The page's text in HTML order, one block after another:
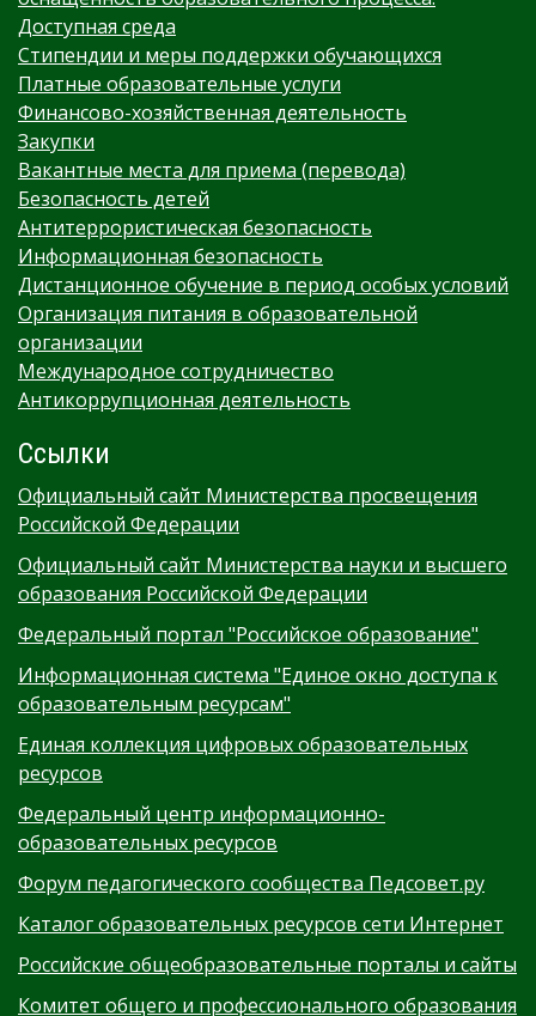
Доступная среда
Стипендии и меры поддержки обучающихся
Платные образовательные услуги
Финансово-хозяйственная деятельность
Закупки
Вакантные места для приема (перевода)
Безопасность детей
Антитеррористическая безопасность
Информационная безопасность
Дистанционное обучение в период особых условий
Организация питания в образовательной
организации
Международное сотрудничество
Антикоррупционная деятельность
Ссылки
Официальный сайт Министерства просвещения
Российской Федерации
Официальный сайт Министерства науки и высшего
образования Российской Федерации
Федеральный портал "Российское образование"
Информационная система "Единое окно доступа к
образовательным ресурсам"
Единая коллекция цифровых образовательных
ресурсов
Федеральный центр информационно-
образовательных ресурсов
Форум педагогического сообщества Педсовет.ру
Каталог образовательных ресурсов сети Интернет
Российские общеобразовательные порталы и сайты
Комитет общего и профессионального образования